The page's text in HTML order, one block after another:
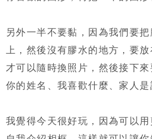
另外一半不要黏，因為我們要
上，然後沒有膠水的地方，要
才可以隨時換照片，然後接下
你的姓名、我喜歡什麼、家人是
我覺得今天很好玩，因為可以